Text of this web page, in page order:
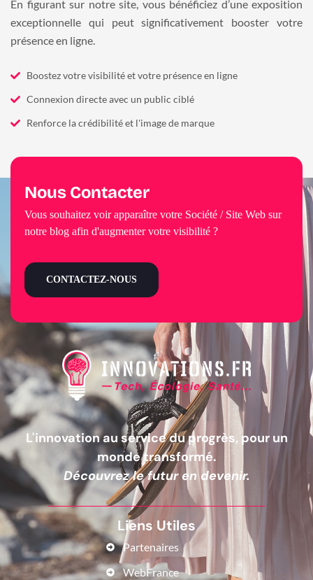
En figurant sur notre site, vous bénéficiez d’une exposition
exceptionnelle qui peut significativement booster votre
présence en ligne.
Boostez votre visibilité et votre présence en ligne
Connexion directe avec un public ciblé
Renforce la crédibilité et l'image de marque
L'innovation au service du progrès, pour un
monde transformé.
Découvrez le futur en devenir.
Liens Utiles
Partenaires
WebFrance
Nous Contacter
Vous souhaitez voir apparaître votre Société / Site Web sur
notre blog afin d'augmenter votre visibilité ?
CONTACTEZ-NOUS